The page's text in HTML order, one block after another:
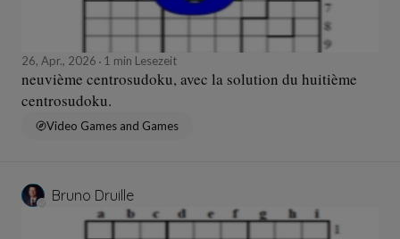
26, Apr., 2026 1 min Lesezeit
neuvième centrosudoku, avec la solution du huitième
centrosudoku.
Video Games and Games
Bruno Druille